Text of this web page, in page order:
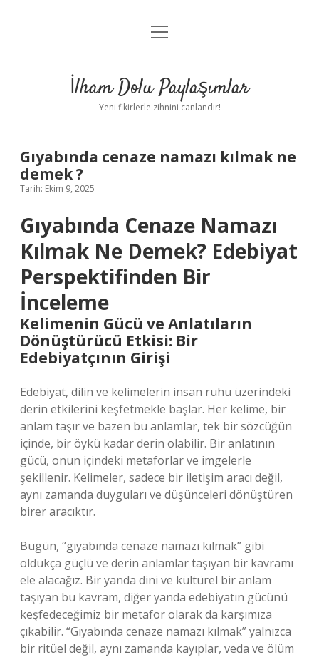
Anasayfa
Yasal Uyarı
menüyü
İlham Dolu Paylaşımlar
Yeni fikirlerle zihnini canlandır!
Gıyabında cenaze namazı kılmak ne
demek ?
Tarih: Ekim 9, 2025
Gıyabında Cenaze Namazı
Kılmak Ne Demek? Edebiyat
Perspektifinden Bir
İnceleme
Kelimenin Gücü ve Anlatıların
Dönüştürücü Etkisi: Bir
Edebiyatçının Girişi
Edebiyat, dilin ve kelimelerin insan ruhu üzerindeki
derin etkilerini keşfetmekle başlar. Her kelime, bir
anlam taşır ve bazen bu anlamlar, tek bir sözcüğün
içinde, bir öykü kadar derin olabilir. Bir anlatının
gücü, onun içindeki metaforlar ve imgelerle
şekillenir. Kelimeler, sadece bir iletişim aracı değil,
aynı zamanda duyguları ve düşünceleri dönüştüren
birer aracıktır.
Bugün, “gıyabında cenaze namazı kılmak” gibi
oldukça güçlü ve derin anlamlar taşıyan bir kavramı
ele alacağız. Bir yanda dini ve kültürel bir anlam
taşıyan bu kavram, diğer yanda edebiyatın gücünü
keşfedeceğimiz bir metafor olarak da karşımıza
çıkabilir. “Gıyabında cenaze namazı kılmak” yalnızca
bir ritüel değil, aynı zamanda kayıplar, veda ve ölüm